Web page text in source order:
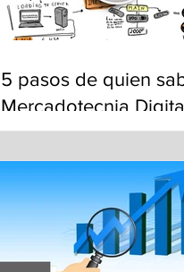
5 pasos de quien
Mercadotecnia